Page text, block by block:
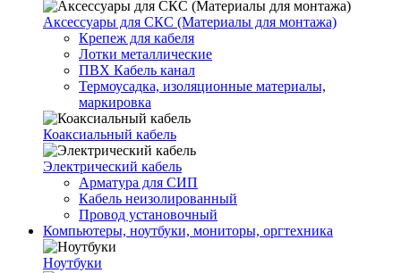
Аксессуары для СКС (Материалы для монтажа)
Крепеж для кабеля
Лотки металлические
ПВХ Кабель канал
Термоусадка, изоляционные материалы,
маркировка
Коаксиальный кабель
Электрический кабель
Арматура для СИП
Кабель неизолированный
Провод установочный
Компьютеры, ноутбуки, мониторы, оргтехника
Ноутбуки